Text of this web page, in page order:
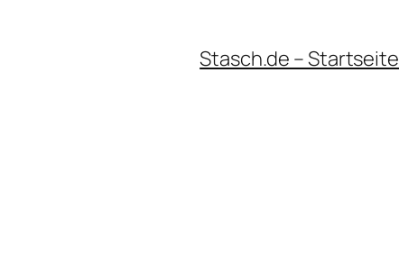
Stasch.de – Startseite